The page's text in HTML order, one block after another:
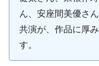
ん、安座間美優さ
共演が、作品に厚
す。